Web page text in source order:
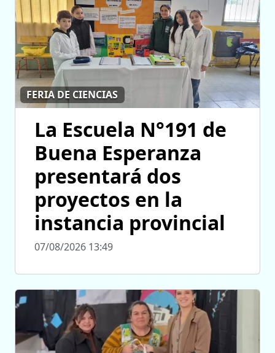
FERIA DE CIENCIAS
La Escuela N°191 de
Buena Esperanza
presentará dos
proyectos en la
instancia provincial
07/08/2026 13:49